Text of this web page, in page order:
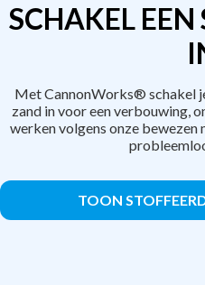
SCHAKEL EEN
Met CannonWorks® schakel
zand in voor een verbouwing,
werken volgens onze
TOON